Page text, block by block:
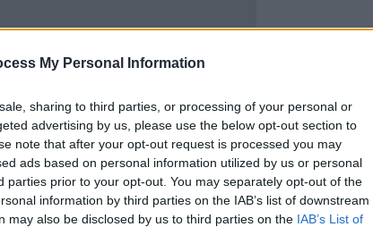
My Personal Information
sharing to third parties, or processing of your personal or
advertising by us, please use the below opt-out section to
note that after your opt-out request is processed you may
ads based on personal information utilized by us or personal
parties prior to your opt-out. You may separately opt-out of the
information by third parties on the IAB’s list of downstream
may also be disclosed by us to third parties on the IAB’s List of